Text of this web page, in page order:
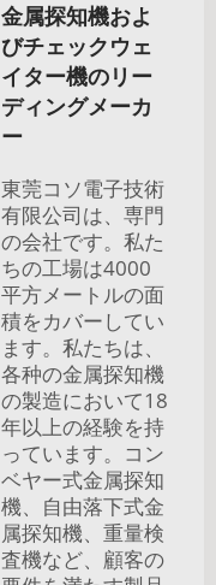
金属探知機およ
びチェックウェ
イター機のリー
ディングメーカ
ー
東莞コソ電子技術
有限公司は、専門
の会社です。私た
ちの工場は4000
平方メートルの面
積をカバーしてい
ます。私たちは、
各种の金属探知機
の製造において18
年以上の経験を持
っています。コン
ベヤー式金属探知
機、自由落下式金
属探知機、重量検
査機など、顧客の